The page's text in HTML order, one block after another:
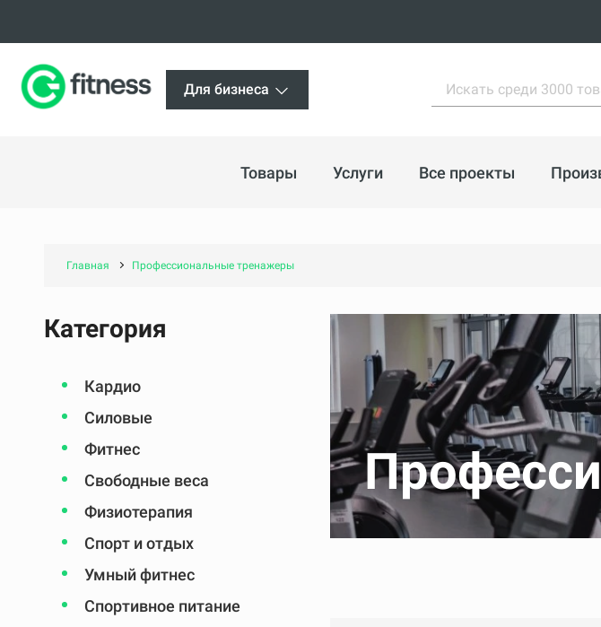
Для бизнеса
Товары Услуги Все проекты
Главная Профессиональные тренажеры
Категория
Кардио
Силовые
Фитнес
Свободные веса
Физиотерапия
Спорт и отдых
Умный фитнес
Спортивное питание